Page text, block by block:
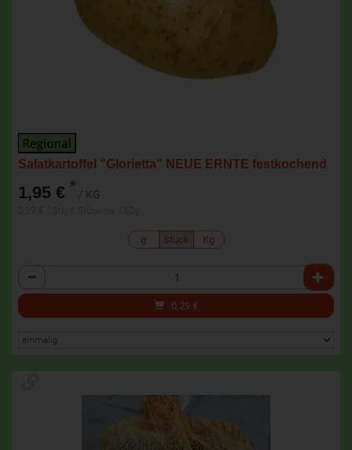
Salatkartoffel "Glorietta" NEUE ERNTE festkochend
1,95 € * / KG
g Stück Kg
Anzahl
0,29 €